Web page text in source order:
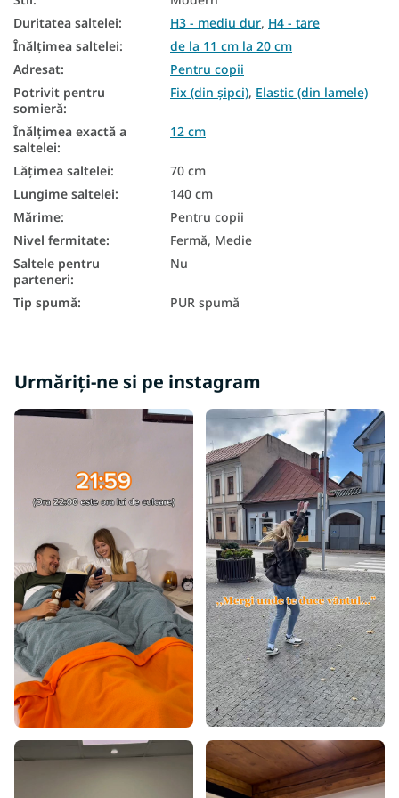
Saltea duritate H3
Saltea duritate H4
Duritatea saltelei: H3 - mediu dur, H4 - tare
Înălțimea saltelei:
de la 11 cm la 20 cm
Adresat:
Pentru copii
Potrivit pentru
somieră:
Fix (din șipci), Elastic (din lamele)
Înălțimea exactă a
saltelei:
12 cm
Lățimea saltelei:
70 cm
Lungime saltelei:
140 cm
Mărime:
Pentru copii
Nivel fermitate:
Fermă, Medie
Saltele pentru
parteneri:
Nu
Tip spumă: PUR spumă
Urmăriți-ne si pe instagram